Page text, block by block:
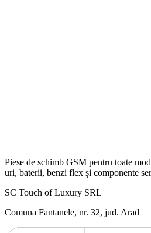
Piese de schimb GSM pentru toate
uri, baterii, benzi flex și componente
SC Touch of Luxury SRL
Comuna Fantanele, nr. 32, jud. Arad